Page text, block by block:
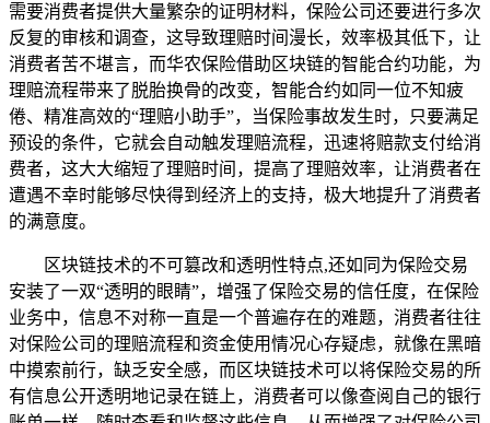
需要消费者提供大量繁杂的证明材料，保险公司还要进行多次
反复的审核和调查，这导致理赔时间漫长，效率极其低下，让
消费者苦不堪言，而华农保险借助区块链的智能合约功能，为
理赔流程带来了脱胎换骨的改变，智能合约如同一位不知疲
倦、精准高效的“理赔小助手”，当保险事故发生时，只要满足
预设的条件，它就会自动触发理赔流程，迅速将赔款支付给消
费者，这大大缩短了理赔时间，提高了理赔效率，让消费者在
遭遇不幸时能够尽快得到经济上的支持，极大地提升了消费者
的满意度。
区块链技术的不可篡改和透明性特点,还如同为保险交易
安装了一双“透明的眼睛”，增强了保险交易的信任度，在保险
业务中，信息不对称一直是一个普遍存在的难题，消费者往往
对保险公司的理赔流程和资金使用情况心存疑虑，就像在黑暗
中摸索前行，缺乏安全感，而区块链技术可以将保险交易的所
有信息公开透明地记录在链上，消费者可以像查阅自己的银行